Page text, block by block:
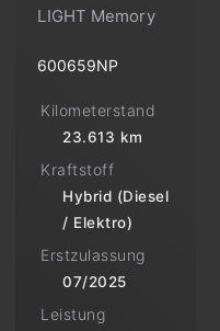
LIGHT Memory
600659NP
Kilometerstand
23.613 km
Kraftstoff
Hybrid (Diesel
/ Elektro)
Erstzulassung
07/2025
Leistung